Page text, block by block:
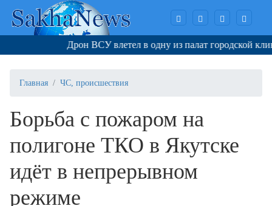
Дрон ВСУ влетел в одну из палат городской
Главная ЧС, происшествия
Борьба с пожаром на
полигоне ТКО в Якутске
идёт в непрерывном
режиме